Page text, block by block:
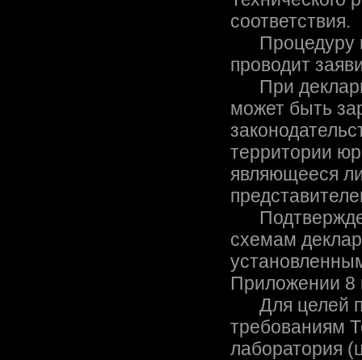
соответствия.
Процедуру
проводит
При
может быть
территории
являющееся
схемам
Приложении 8
Для целей
требованиям
лаборатория